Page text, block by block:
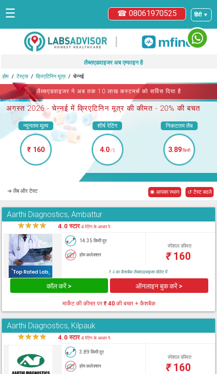
हिंदी ▼
☎ 08061970525
☰
|
लैब्सएडवाइजर अब एम्फाइन है
होम टेस्ट्स क्रिएटिनिन मूत्र चेन्नई
लैब्सएडवाइजर ने अब तक 10 लाख कस्टमर्स को सर्विस दिया है
अगस्त 2026 -चेन्नई में क्रिएटिनिन मूत्र की कीमत - 20% की बचत
न्यूनतम मूल्य
₹ 160
शीर्ष रेटिंग
4.0/5
निकटतम लैब
3.89किमी
➜ लैब और टेस्ट ◉ आपका स्थान ↺ टेस्ट बदले
Aarthi Diagnostics, Ambattur
★★★★ 4.0 स्टार4 रेटिंग के आधार पे
14.35 किमी दूर
होम कलेक्शन
स्पेशल कीमत
₹160
₹ 4 का कैशबैक लैब्सएडवाइजर वॉलेट में
कॉल करें > ऑनलाइन बुक करें >
मार्केट की कीमत पर₹ 40 की बचत + कैशबैक
Aarthi Diagnostics, Kilpauk
★★★★ 4.0 स्टार4 रेटिंग के आधार पे
3.89 किमी दूर
होम कलेक्शन
स्पेशल कीमत
₹160